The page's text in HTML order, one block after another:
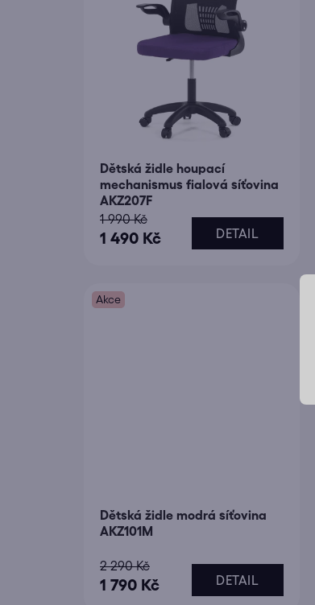
Dětská židle houpací
mechanismus fialová síťovina
AKZ207F
1 490 Kč
1 990 Kč
DETAIL
Akce
Dětská židle modrá síťovina
AKZ101M
1 790 Kč
2 290 Kč
DETAIL